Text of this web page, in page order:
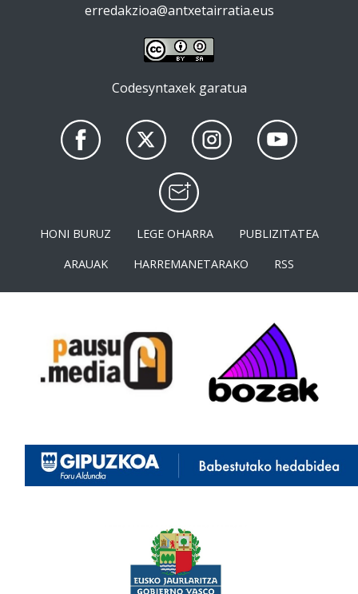
erredakzioa@antxetairratia.eus
Codesyntaxek garatua
HONI BURUZ LEGE OHARRA
PUBLIZITATEA
ARAUAK
HARREMANETARAKO RSS